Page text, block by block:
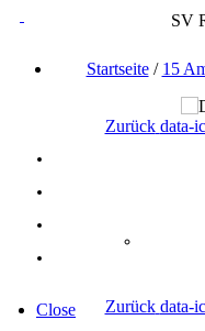
SV
Startseite/ 15
Zurück data-
Zurück data-
Close